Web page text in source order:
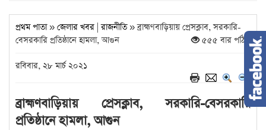
প্রথম পাতা» জেলার খবর |রাজনীতি» ব্রাহ্মণবাড়িয়ায় প্রেসক্লাব, সরকারি-
বেসরকারি প্রতিষ্ঠানে হামলা, আগুন
৫৫৫ বার পঠিত
রবিবার, ২৮ মার্চ ২০২১
ব্রাহ্মণবাড়িয়ায় প্রেসক্লাব, সরকারি-বেসরকারি
প্রতিষ্ঠানে হামলা, আগুন